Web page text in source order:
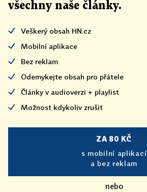
všechny naše články.
Veškerý obsah HN.cz
Mobilní aplikace
Bez reklam
Odemykejte obsah pro přátele
Články v audioverzi + playlist
Možnost kdykoliv zrušit
ZA 80 KČ
s mobilní aplikací
a bez reklam
nebo